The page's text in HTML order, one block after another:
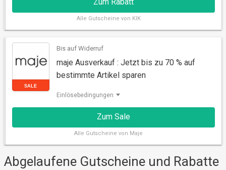
Alle Gutscheine von KIK
Bis auf Widerruf
maje Ausverkauf : Jetzt bis zu 70 % auf
bestimmte Artikel sparen
Einlösebedingungen
Zum Sale
Alle Gutscheine von Maje
Abgelaufene Gutscheine und Rabatte